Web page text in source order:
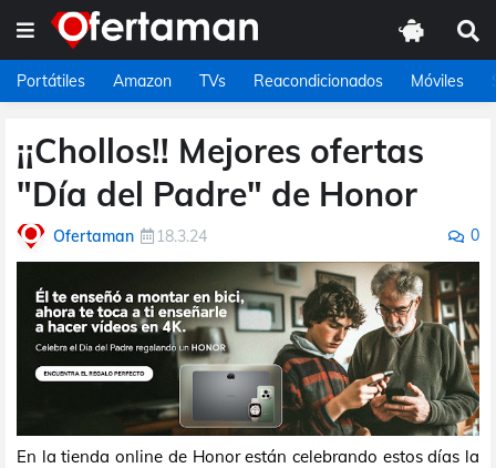
Portátiles Amazon TVs Reacondicionados Móviles
¡¡Chollos!! Mejores ofertas
"Día del Padre" de Honor
Ofertaman 18.3.24 0
En la tienda online de Honor están celebrando estos días la